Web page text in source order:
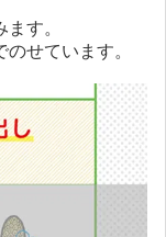
す。
せています。